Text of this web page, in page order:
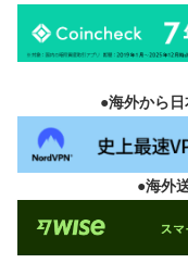
●海外から
●海外